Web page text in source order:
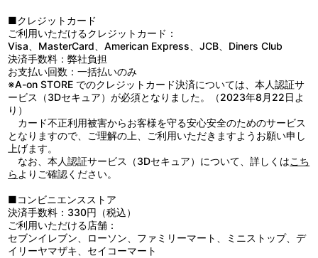
●高温多湿、直射日光、火気を避けて保管してください。
■クレジットカード
ご利用いただけるクレジットカード：
Visa、MasterCard、American Express、JCB、Diners Club
決済手数料：弊社負担
お支払い回数：一括払いのみ
※A-on STORE でのクレジットカード決済については、本人認証サ
ービス（3Dセキュア）が必須となりました。（2023年8月22日よ
り）
カード不正利用被害からお客様を守る安心安全のためのサービス
となりますので、ご理解の上、ご利用いただきますようお願い申し
上げます。
なお、本人認証サービス（3Dセキュア）について、詳しくはこち
ら よりご確認ください。
■コンビニエンスストア
決済手数料：330円（税込）
ご利用いただける店舗：
セブンイレブン、ローソン、ファミリーマート、ミニストップ、デ
イリーヤマザキ、セイコーマート